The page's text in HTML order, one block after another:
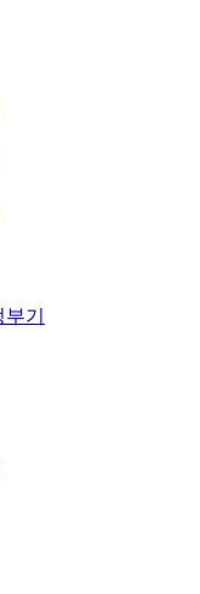
기